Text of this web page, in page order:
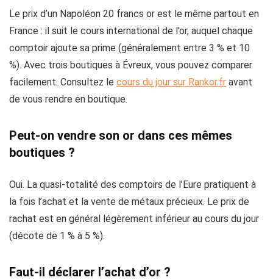
Le prix d’un Napoléon 20 francs or est le même partout en
France : il suit le cours international de l’or, auquel chaque
comptoir ajoute sa prime (généralement entre 3 % et 10
%). Avec trois boutiques à Évreux, vous pouvez comparer
facilement. Consultez le cours du jour sur Rankor.fr avant
de vous rendre en boutique.
Peut-on vendre son or dans ces mêmes
boutiques ?
Oui. La quasi-totalité des comptoirs de l’Eure pratiquent à
la fois l’achat et la vente de métaux précieux. Le prix de
rachat est en général légèrement inférieur au cours du jour
(décote de 1 % à 5 %).
Faut-il déclarer l’achat d’or ?